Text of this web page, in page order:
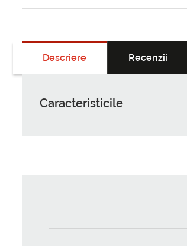
Descriere Recenzii
Caracteristicile